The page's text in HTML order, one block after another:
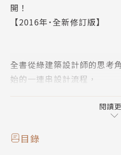
開！
【2016年˙全新修訂版】
全書從綠建築設計師的思考
始的一連串設計流程，
【設計前】找出基地的天然
閱讀
目錄